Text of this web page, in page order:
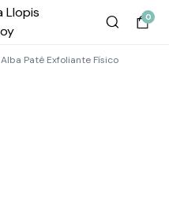
0
Paté Exfoliante Físico